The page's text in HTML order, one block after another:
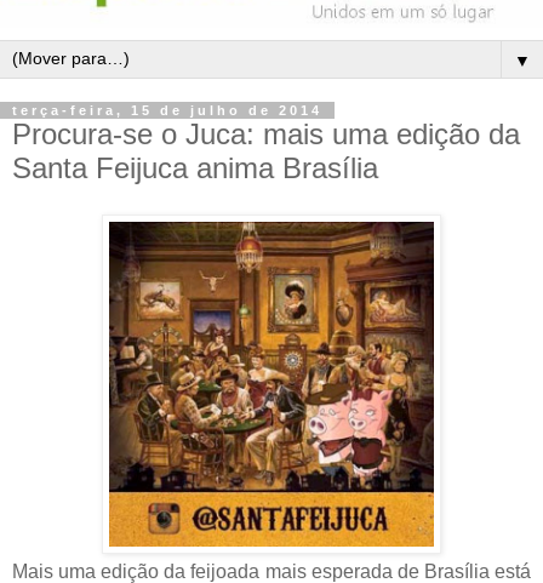
▼
terça-feira, 15 de julho de 2014
Procura-se o Juca: mais uma edição da
Santa Feijuca anima Brasília
Mais uma edição da feijoada mais esperada de Brasília está